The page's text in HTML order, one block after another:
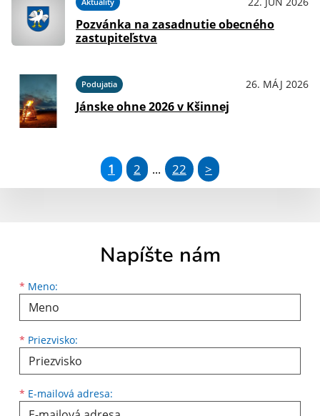
Pozvánka na zasadnutie obecného
zastupiteľstva
Podujatia 26. MÁJ 2026
Jánske ohne 2026 v Kšinnej
1 2 ... 22 >
Napíšte nám
* Meno:
Meno
* Priezvisko:
Priezvisko
* E-mailová adresa:
E-mailová adresa